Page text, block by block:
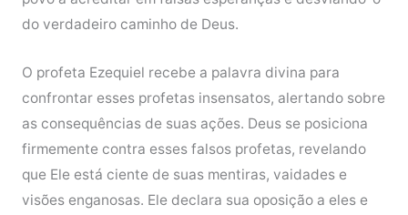
do verdadeiro caminho de Deus.
O profeta Ezequiel recebe a palavra divina para
confrontar esses profetas insensatos, alertando sobre
as consequências de suas ações. Deus se posiciona
firmemente contra esses falsos profetas, revelando
que Ele está ciente de suas mentiras, vaidades e
visões enganosas. Ele declara sua oposição a eles e